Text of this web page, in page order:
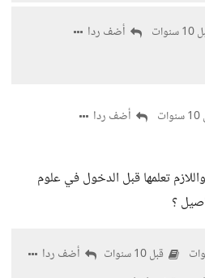
أضف ردا
أضف ردا
تعلمها قبل الدخول في علوم
؟
قبل 10 سنوات أضف ردا